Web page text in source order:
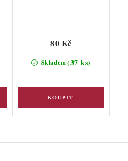
Skladem(37 ks)
80 Kč